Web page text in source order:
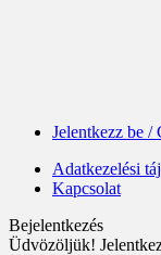
Jelentkezz be /
Adatkezelési
Kapcsolat
Bejelentkezés
Üdvözöljük!